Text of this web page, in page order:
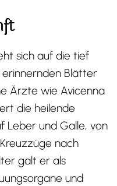
sich auf die tief
Blätter
Ärzte wie Avicenna
die heilende
Leber und Galle, von
nach
galt er als
und